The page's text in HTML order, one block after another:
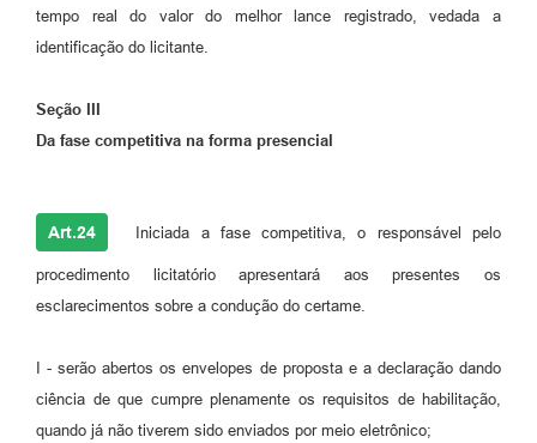
tempo real do valor do melhor lance registrado, vedada a
identificação do licitante.
Seção III
Da fase competitiva na forma presencial
Art.24 Iniciada a fase competitiva, o responsável pelo
procedimento licitatório apresentará aos presentes os
esclarecimentos sobre a condução do certame.
I - serão abertos os envelopes de proposta e a declaração dando
ciência de que cumpre plenamente os requisitos de habilitação,
quando já não tiverem sido enviados por meio eletrônico;